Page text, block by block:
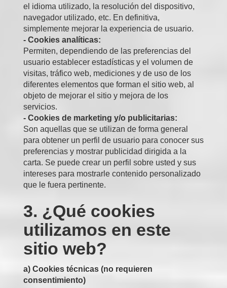
el idioma utilizado, la resolución del dispositivo,
navegador utilizado, etc. En definitiva,
simplemente mejorar la experiencia de usuario.
- Cookies analíticas:
Permiten, dependiendo de las preferencias del
usuario establecer estadísticas y el volumen de
visitas, tráfico web, mediciones y de uso de los
diferentes elementos que forman el sitio web, al
objeto de mejorar el sitio y mejora de los
servicios.
- Cookies de marketing y/o publicitarias:
Son aquellas que se utilizan de forma general
para obtener un perfil de usuario para conocer sus
preferencias y mostrar publicidad dirigida a la
carta. Se puede crear un perfil sobre usted y sus
intereses para mostrarle contenido personalizado
que le fuera pertinente.
3. ¿Qué cookies
utilizamos en este
sitio web?
a) Cookies técnicas (no requieren
consentimiento)